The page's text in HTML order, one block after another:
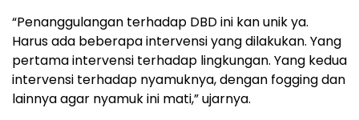
“Penanggulangan terhadap DBD ini kan unik ya.
Harus ada beberapa intervensi yang dilakukan. Yang
pertama intervensi terhadap lingkungan. Yang kedua
intervensi terhadap nyamuknya, dengan fogging dan
lainnya agar nyamuk ini mati,” ujarnya.